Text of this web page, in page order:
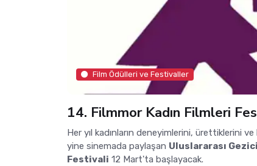
Film Ödülleri ve Festivaller
14. Filmmor Kadın Filmleri
Her yıl kadınların deneyimlerini, ürettiklerini
yine sinemada paylaşan Uluslararası
Festivali 12 Mart'ta başlayacak.